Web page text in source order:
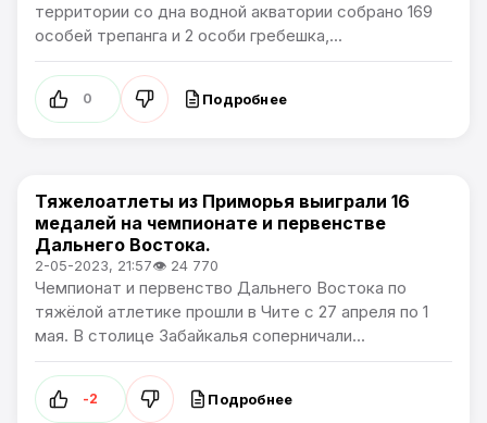
территории со дна водной акватории собрано 169
особей трепанга и 2 особи гребешка,...
0 Подробнее
Новости Приморского края
Тяжелоатлеты из Приморья выиграли 16
медалей на чемпионате и первенстве
Дальнего Востока.
2-05-2023, 21:57👁 24 770
Чемпионат и первенство Дальнего Востока по
тяжёлой атлетике прошли в Чите с 27 апреля по 1
мая. В столице Забайкалья соперничали...
-2 Подробнее